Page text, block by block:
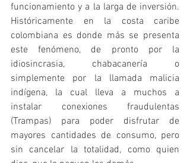
funcionamiento y a la larga de inversión.
Históricamente en la costa caribe
colombiana es donde más se presenta
este fenómeno, de pronto por la
idiosincrasia, chabacanería o
simplemente por la llamada malicia
indígena, la cual lleva a muchos a
instalar conexiones fraudulentas
(Trampas) para poder disfrutar de
mayores cantidades de consumo, pero
sin cancelar la totalidad, como quien